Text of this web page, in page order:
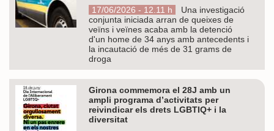
17/06/2026 - 12.11 h
Una investigació
conjunta iniciada arran de queixes de
veïns i veïnes acaba amb la detenció
d'un home de 34 anys amb antecedents i
la incautació de més de 31 grams de
droga
Girona commemora el 28J amb un
ampli programa d’activitats per
reivindicar els drets LGBTIQ+ i la
diversitat